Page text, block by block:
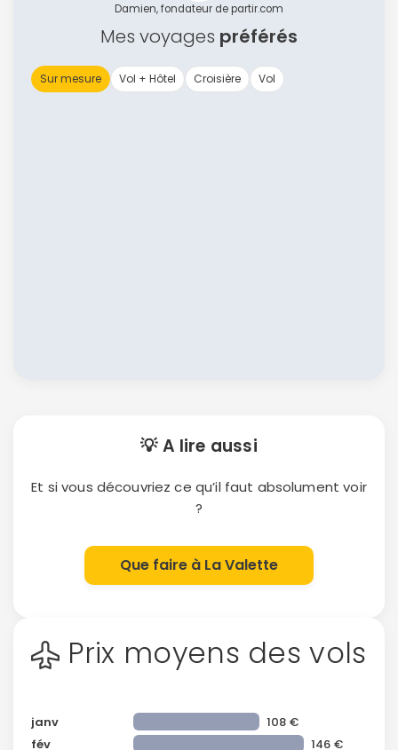
Damien, fondateur de partir.com
Mes voyages préférés
Sur mesure Vol + Hôtel Croisière Vol
💡 A lire aussi
Et si vous découvriez ce qu’il faut absolument voir
?
Que faire à La Valette
Prix moyens des vols
janv
108 €
fév
146 €